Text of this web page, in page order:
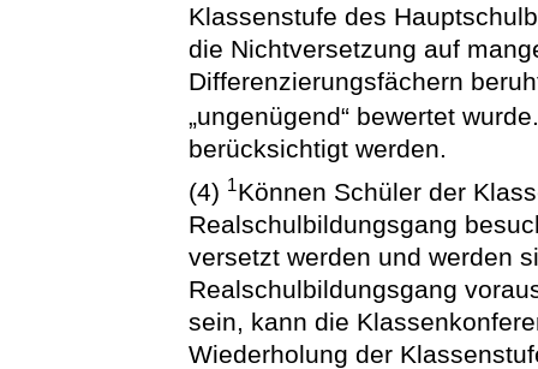
Klassenstufe des
die Nichtversetzung auf
Differenzierungsfächern
„ungenügend“ bewertet
berücksichtigt werden.
(4) 1Können Schüler der
Realschulbildungsgang
versetzt werden und werden
Realschulbildungsgang
sein, kann die
Wiederholung der